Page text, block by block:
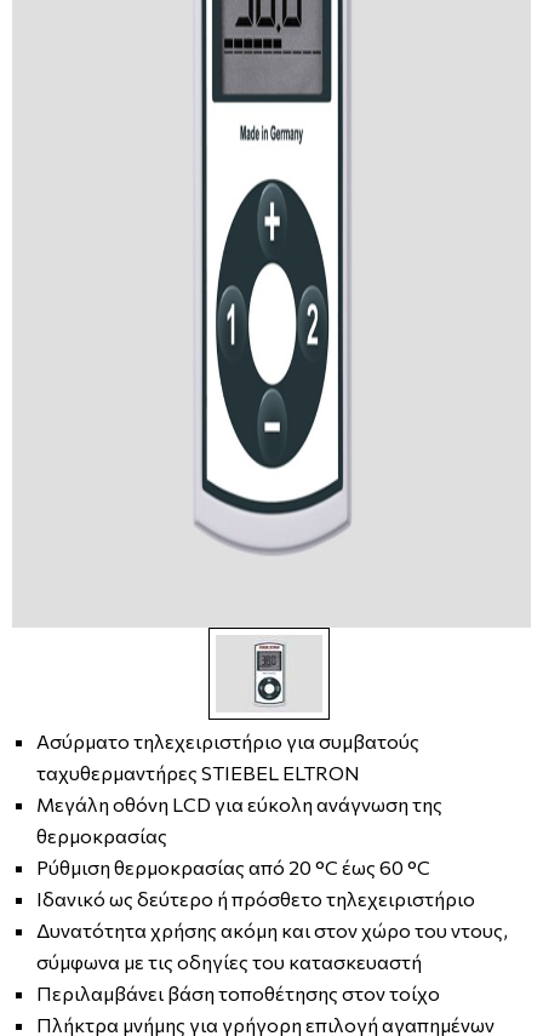
Ασύρματο τηλεχειριστήριο για συμβατούς
ταχυθερμαντήρες STIEBEL ELTRON
Μεγάλη οθόνη LCD για εύκολη ανάγνωση της
θερμοκρασίας
Ρύθμιση θερμοκρασίας από 20 °C έως 60 °C
Ιδανικό ως δεύτερο ή πρόσθετο τηλεχειριστήριο
Δυνατότητα χρήσης ακόμη και στον χώρο του ντους,
σύμφωνα με τις οδηγίες του κατασκευαστή
Περιλαμβάνει βάση τοποθέτησης στον τοίχο
Πλήκτρα μνήμης για γρήγορη επιλογή αγαπημένων